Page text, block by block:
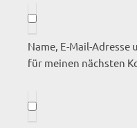
Name, E-Mail-
für meinen nächsten